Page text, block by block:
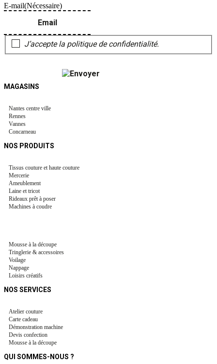
E-mail(Nécessaire)
J’accepte la politique de confidentialité.
MAGASINS
Nantes centre ville
Rennes
Vannes
Concarneau
NOS PRODUITS
Tissus couture et haute couture
Mercerie
Ameublement
Laine et tricot
Rideaux prêt à poser
Machines à coudre
Mousse à la découpe
Tringlerie & accessoires
Voilage
Nappage
Loisirs créatifs
NOS SERVICES
Atelier couture
Carte cadeau
Démonstration machine
Devis confection
Mousse à la découpe
QUI SOMMES-NOUS ?